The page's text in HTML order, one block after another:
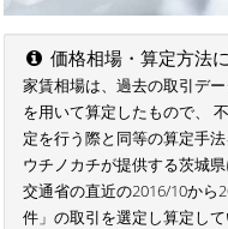
価格相場・算定方法
家賃相場は、過去の取引デ
を用いて算定したもので、
定を行う際と同等の算定手法
ウチノカチが提供する茨城
交通省の直近の2016/10から
件」の取引を選定し算定して